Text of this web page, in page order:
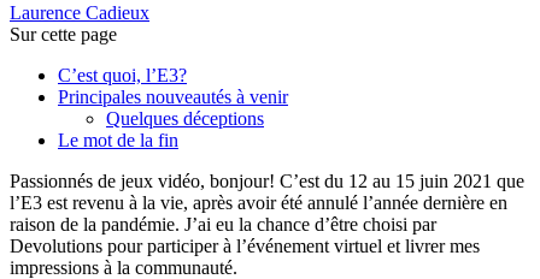
Laurence Cadieux
Sur cette page
C’est quoi, l’E3?
Principales nouveautés à venir
Quelques déceptions
Le mot de la fin
Passionnés de jeux vidéo, bonjour! C’est du 12 au 15 juin 2021 que
l’E3 est revenu à la vie, après avoir été annulé l’année dernière en
raison de la pandémie. J’ai eu la chance d’être choisi par
Devolutions pour participer à l’événement virtuel et livrer mes
impressions à la communauté.